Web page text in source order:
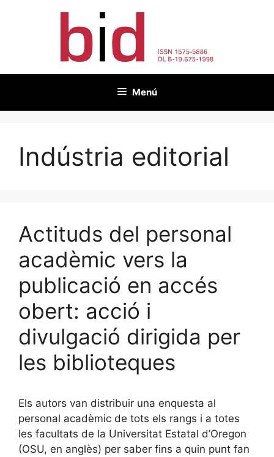
Menú
Indústria editorial
Actituds del personal
acadèmic vers la
publicació en accés
obert: acció i
divulgació dirigida per
les biblioteques
Els autors van distribuir una enquesta al
personal acadèmic de tots els rangs i a totes
les facultats de la Universitat Estatal d’Oregon
(OSU, en anglès) per saber fins a quin punt fan